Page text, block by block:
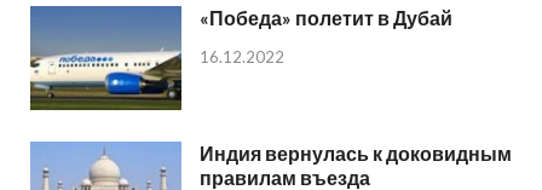
«Победа» полетит в Дубай
16.12.2022
Индия вернулась к доковидным
правилам въезда